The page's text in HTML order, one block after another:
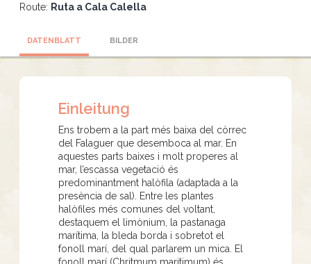
Route: Ruta a Cala Calella
DATENBLATT BILDER
Einleitung
Ens trobem a la part més baixa del còrrec
del Falaguer que desemboca al mar. En
aquestes parts baixes i molt properes al
mar, l’escassa vegetació és
predominantment halòfila (adaptada a la
presència de sal). Entre les plantes
halòfiles més comunes del voltant,
destaquem el limònium, la pastanaga
marítima, la bleda borda i sobretot el
fonoll marí, del qual parlarem un mica. El
fonoll marí (Chritmum maritimum) és